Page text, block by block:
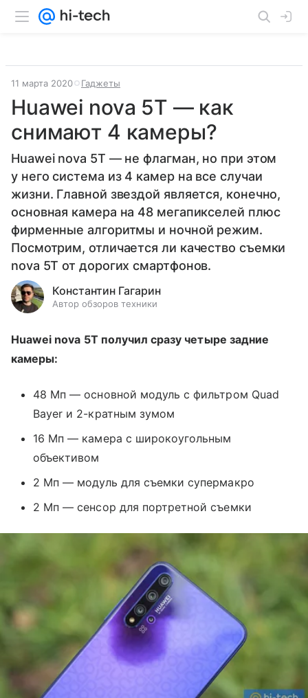
11 марта 2020 Гаджеты
Huawei nova 5T — как
снимают 4 камеры?
Huawei nova 5T — не флагман, но при этом
у него система из 4 камер на все случаи
жизни. Главной звездой является, конечно,
основная камера на 48 мегапикселей плюс
фирменные алгоритмы и ночной режим.
Посмотрим, отличается ли качество съемки
nova 5T от дорогих смартфонов.
Константин Гагарин
Автор обзоров техники
Huawei nova 5T получил сразу четыре задние
камеры:
48 Мп — основной модуль с фильтром Quad
Bayer и 2-кратным зумом
16 Мп — камера с широкоугольным
объективом
2 Мп — модуль для съемки супермакро
2 Мп — сенсор для портретной съемки